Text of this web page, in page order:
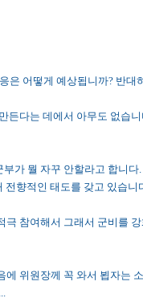
은 어떻게 예상됩니까? 반대
든다는 데에서 아무도 없습
부가 뭘 자꾸 안할라고 합니
전향적인 태도를 갖고 있습니
극 참여해서 그래서 군비를
에 위원장께 꼭 와서 뵙자는